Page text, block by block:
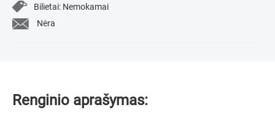
Bilietai: Nemokamai
Nėra
Renginio aprašymas: